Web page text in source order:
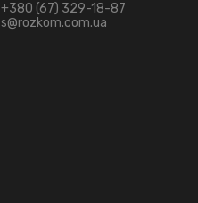
+380 (67) 329-18-87
s@rozkom.com.ua